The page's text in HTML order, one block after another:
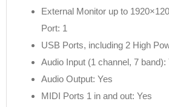
External Monitor up to
Port: 1
USB Ports, including 2 High
Audio Input (1 channel, 7 band):
Audio Output: Yes
MIDI Ports 1 in and out: Yes